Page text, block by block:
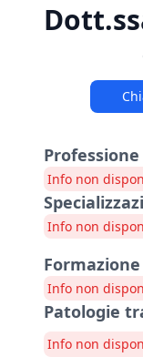
Professione
Info non
Info non
Info non
Patologie
Info non